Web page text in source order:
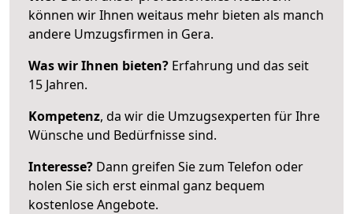
können wir Ihnen weitaus mehr bieten als manch
andere Umzugsfirmen in Gera.
Was wir Ihnen bieten? Erfahrung und das seit
15 Jahren.
Kompetenz, da wir die Umzugsexperten für Ihre
Wünsche und Bedürfnisse sind.
Interesse? Dann greifen Sie zum Telefon oder
holen Sie sich erst einmal ganz bequem
kostenlose Angebote.